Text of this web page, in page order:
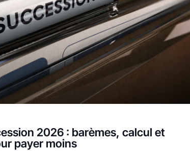
2026 : barèmes, calcul et
payer moins